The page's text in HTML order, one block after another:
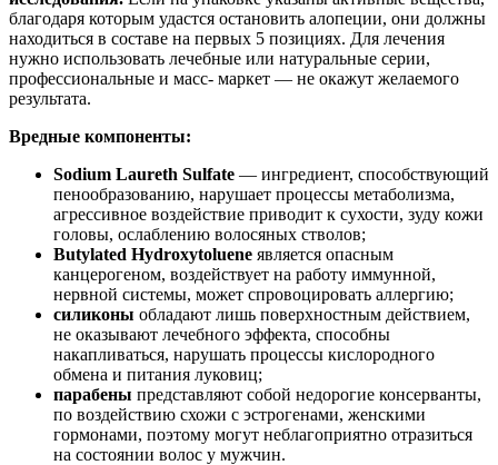
благодаря которым удастся остановить алопеции, они должны
находиться в составе на первых 5 позициях. Для лечения
нужно использовать лечебные или натуральные серии,
профессиональные и масс- маркет — не окажут желаемого
результата.
Вредные компоненты:
Sodium Laureth Sulfate — ингредиент, способствующий
пенообразованию, нарушает процессы метаболизма,
агрессивное воздействие приводит к сухости, зуду кожи
головы, ослаблению волосяных стволов;
Butylated Hydroxytoluene является опасным
канцерогеном, воздействует на работу иммунной,
нервной системы, может спровоцировать аллергию;
силиконы обладают лишь поверхностным действием,
не оказывают лечебного эффекта, способны
накапливаться, нарушать процессы кислородного
обмена и питания луковиц;
парабены представляют собой недорогие консерванты,
по воздействию схожи с эстрогенами, женскими
гормонами, поэтому могут неблагоприятно отразиться
на состоянии волос у мужчин.